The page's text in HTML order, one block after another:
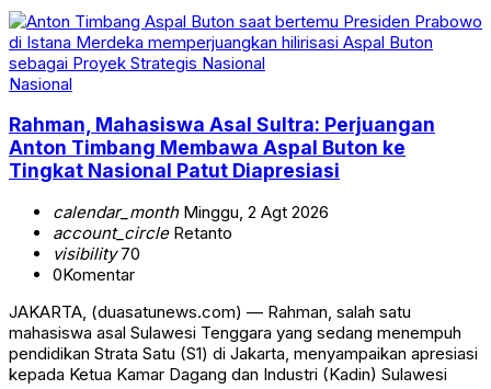
Nasional
Rahman, Mahasiswa Asal Sultra: Perjuangan
Anton Timbang Membawa Aspal Buton ke
Tingkat Nasional Patut Diapresiasi
calendar_monthMinggu, 2 Agt 2026
account_circleRetanto
visibility70
0Komentar
JAKARTA, (duasatunews.com) — Rahman, salah satu
mahasiswa asal Sulawesi Tenggara yang sedang menempuh
pendidikan Strata Satu (S1) di Jakarta, menyampaikan apresiasi
kepada Ketua Kamar Dagang dan Industri (Kadin) Sulawesi